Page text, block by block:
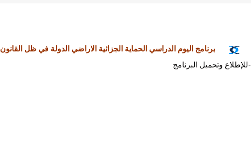
برنامج اليوم الدراسي الحماية الجزائية الاراضي الدولة في ظل القانون 18/23
-للإطلاع وتحميل البرنامج